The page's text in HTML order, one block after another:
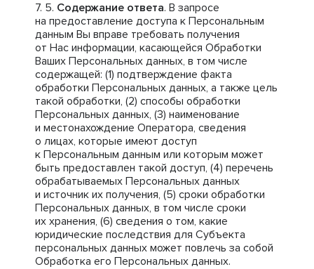
Содержание ответа. В запросе
на предоставление доступа к Персональным
данным Вы вправе требовать получения
от Нас информации, касающейся Обработки
Ваших Персональных данных, в том числе
содержащей: (1) подтверждение факта
обработки Персональных данных, а также цель
такой обработки, (2) способы обработки
Персональных данных, (3) наименование
и местонахождение Оператора, сведения
о лицах, которые имеют доступ
к Персональным данным или которым может
быть предоставлен такой доступ, (4) перечень
обрабатываемых Персональных данных
и источник их получения, (5) сроки обработки
Персональных данных, в том числе сроки
их хранения, (6) сведения о том, какие
юридические последствия для Субъекта
персональных данных может повлечь за собой
Обработка его Персональных данных.